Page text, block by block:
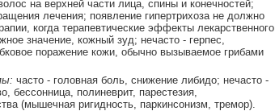
на верхней части лица, спины и конечностей;
лечения; появление гипертрихоза не должно
когда терапевтические эффекты лекарственного
значение, кожный зуд; нечасто - герпес,
поражение кожи, обычно вызываемое грибами
часто - головная боль, снижение либидо; нечасто -
бессонница, полиневрит, парестезия,
(мышечная ригидность, паркинсонизм, тремор).